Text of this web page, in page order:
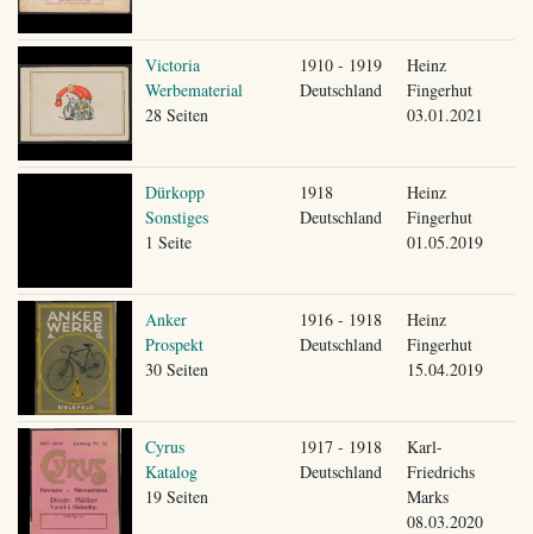
Victoria
Werbematerial
28 Seiten
1910 - 1919
Deutschland
Heinz
Fingerhut
03.01.2021
Dürkopp
Sonstiges
1 Seite
1918
Deutschland
Heinz
Fingerhut
01.05.2019
Anker
Prospekt
30 Seiten
1916 - 1918
Deutschland
Heinz
Fingerhut
15.04.2019
Cyrus
Katalog
19 Seiten
1917 - 1918
Deutschland
Karl-
Friedrichs
Marks
08.03.2020